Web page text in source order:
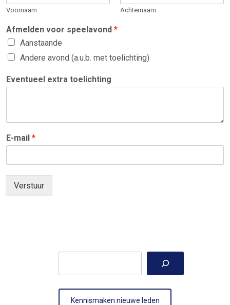
Voornaam Achternaam
Afmelden voor speelavond*
Aanstaande
Andere avond (a.u.b. met toelichting)
Eventueel extra toelichting
E-mail*
Verstuur
Kennismaken nieuwe leden